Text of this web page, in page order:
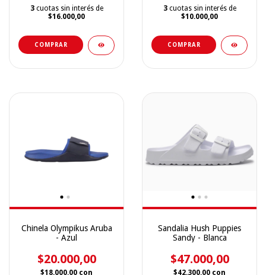
3 cuotas sin interés de
$16.000,00
COMPRAR
3 cuotas sin interés de
$10.000,00
COMPRAR
Chinela Olympikus Aruba
- Azul
$20.000,00
$18.000,00 con
Sandalia Hush Puppies
Sandy - Blanca
$47.000,00
$42.300,00 con